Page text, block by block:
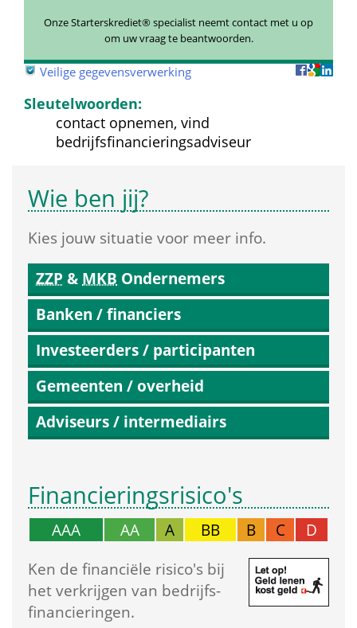
Onze Starterskrediet® specialist neemt contact met u op
om uw vraag te beantwoorden.
Veilige gegevensverwerking
Sleutelwoorden:
contact opnemen, vind
bedrijfsfinancieringsadviseur
Wie ben jij?
Kies jouw situatie voor meer info.
ZZP & MKB Ondernemers
Banken / financiers
Investeerders / participanten
Gemeenten / overheid
Adviseurs / intermediairs
Financierings­risico's
AAA AA A BB B C
D
Ken de financiële risico's bij
het verkrijgen van bedrijfs­
financieringen.